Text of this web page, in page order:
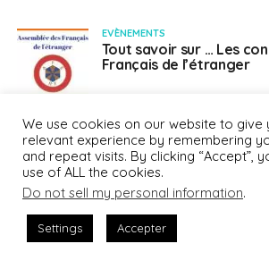
EVÈNEMENTS
Tout savoir sur … Les
Français de l’étranger
PORTRAIT DE LA SEMAINE
FranceInfo, Français du
Covid-19 ou pas, ils
PORTRAIT DE LA SEMAINE
FranceInfo, Français du
nouvelle mobilité
We use cookies on our website to give
relevant experience by remembering
and repeat visits. By clicking “Accept”,
use of ALL the cookies.
Do not sell my personal information.
Settings Accepter